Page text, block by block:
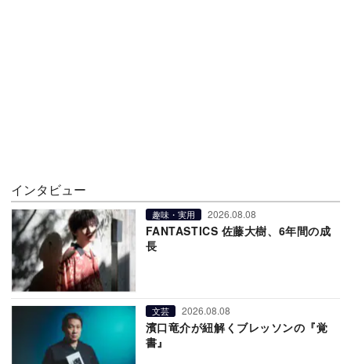
インタビュー
趣味・実用 2026.08.08
FANTASTICS 佐藤大樹、6年間の成
長
文芸 2026.08.08
濱口竜介が紐解くブレッソンの『覚
書』